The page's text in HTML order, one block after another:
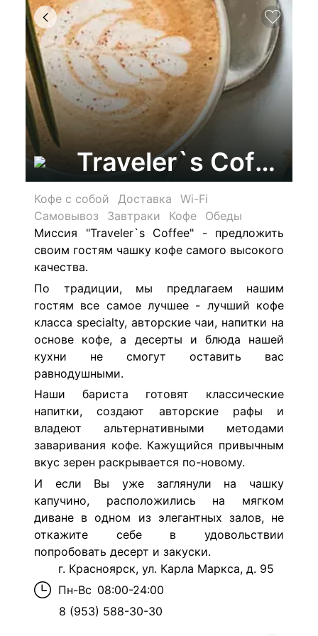
Traveler`s Coffee,
Кофе с собой Доставка
Wi-Fi
Самовывоз
Завтраки Кофе
Обеды
Миссия "Traveler`s Coffee" - предложить
своим гостям чашку кофе самого высокого
качества.
По традиции, мы предлагаем нашим
гостям все самое лучшее - лучший кофе
класса specialty, авторские чаи, напитки на
основе кофе, а десерты и блюда нашей
кухни не смогут оставить вас
равнодушными.
Наши бариста готовят классические
напитки, создают авторские рафы и
владеют альтернативными методами
заваривания кофе. Кажущийся привычным
вкус зерен раскрывается по-новому.
И если Вы уже заглянули на чашку
капучино, расположились на мягком
диване в одном из элегантных залов, не
откажите себе в удовольствии
попробовать десерт и закуски.
г. Красноярск, ул. Карла Маркса, д. 95
Пн-Вс 08:00-24:00
8 (953) 588-30-30